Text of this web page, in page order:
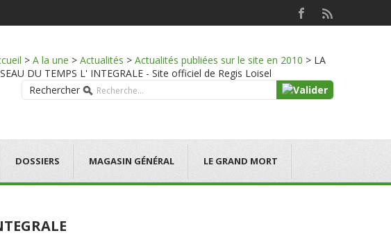
> A la une > Actualités > Actualités publiées sur le site en 2010 > LA
DU TEMPS L' INTEGRALE - Site officiel de Regis Loisel
Rechercher
DOSSIERS MAGASIN GÉNÉRAL LE GRAND MORT